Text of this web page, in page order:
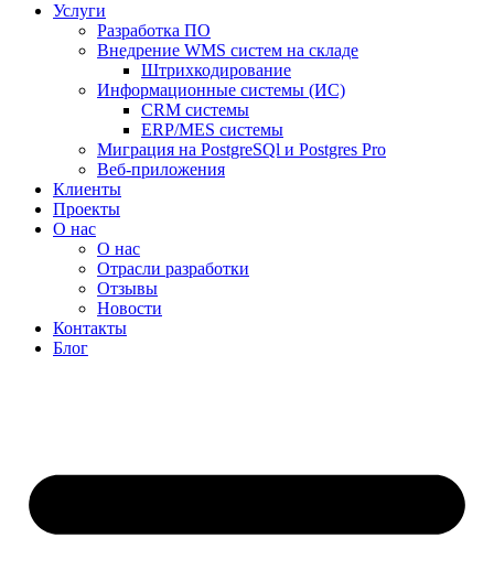
Услуги
Разработка ПО
Внедрение WMS систем на складе
Штрихкодирование
Информационные системы (ИС)
CRM системы
ERP/MES системы
Миграция на PostgreSQl и Postgres Pro
Веб-приложения
Клиенты
Проекты
О нас
О нас
Отрасли разработки
Отзывы
Новости
Контакты
Блог